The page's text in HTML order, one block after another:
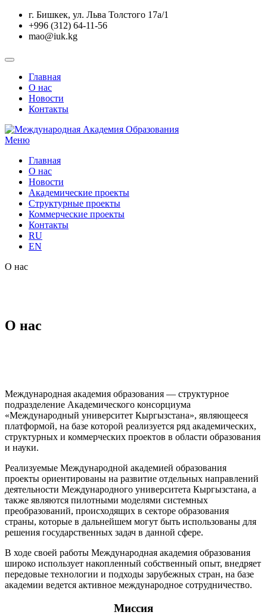
Перейти
содержанию
г. Бишкек, ул. Льва Толстого 17а/1
+996 (312) 64-11-56
mao@iuk.kg
Главная
О нас
Новости
Контакты
Меню
Главная
О нас
Новости
Академические проекты
Структурные проекты
Коммерческие проекты
Контакты
RU
EN
О нас
О нас
Международная академия образования — структурное
подразделение Академического консорциума
«Международный университет Кыргызстана», являющееся
платформой, на базе которой реализуется ряд академических,
структурных и коммерческих проектов в области образования
и науки.
Реализуемые Международной академией образования
проекты ориентированы на развитие отдельных направлений
деятельности Международного университета Кыргызстана, а
также являются пилотными моделями системных
преобразований, происходящих в секторе образования
страны, которые в дальнейшем могут быть использованы для
решения государственных задач в данной сфере.
В ходе своей работы Международная академия образования
широко использует накопленный собственный опыт, внедряет
передовые технологии и подходы зарубежных стран, на базе
академии ведется активное международное сотрудничество.
Миссия